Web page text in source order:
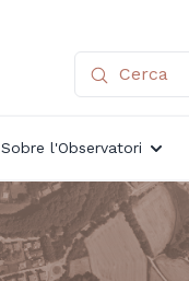
Sobre l'Observatori